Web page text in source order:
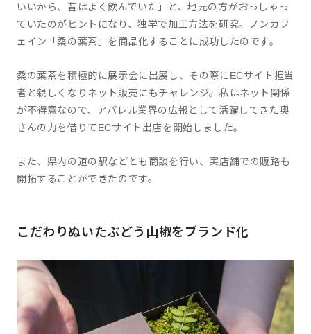
いいから、昔はよく飲んでいた」と、地元の方がおっしゃっ
ていたのがヒントになり、独学で加工方法を研究。ノンカフ
ェイン「桑の葉茶」を商品化することに成功したのです。
桑の葉茶を積極的に展示会に出展し、その際にECサイト担当
者と親しくなりネット販売にもチャレンジ。私はネット関係
が不得意なので、アパレル業界の広報として活躍してきた奥
さんの力を借りてECサイト出店を開始しました。
また、県内の道の駅などとも商談を行い、実店舗での販路も
開拓することができたのです。
こだわりぬいたぶどう山椒をブランド化